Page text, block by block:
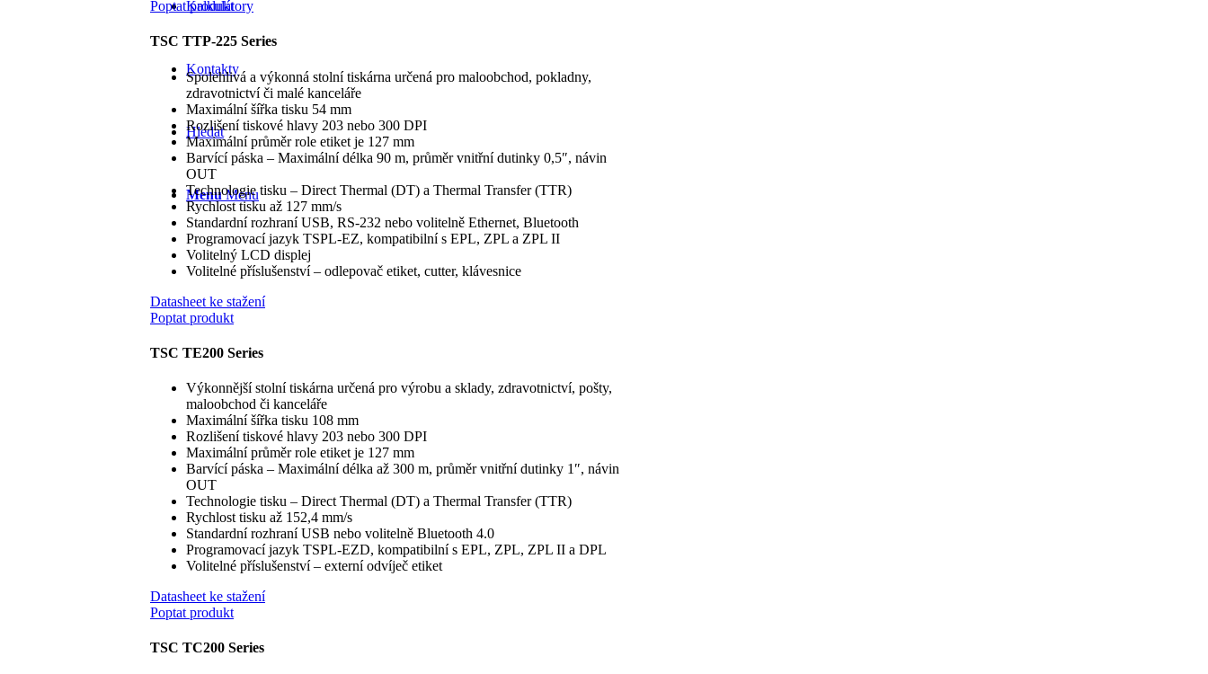
Kalkulátory
Kontakty
Hledat
Menu Menu
Poptat produkt
TSC TTP-225 Series
Spolehlivá a výkonná stolní tiskárna určená pro maloobchod, pokladny,
zdravotnictví či malé kanceláře
Maximální šířka tisku 54 mm
Rozlišení tiskové hlavy 203 nebo 300 DPI
Maximální průměr role etiket je 127 mm
Barvící páska – Maximální délka 90 m, průměr vnitřní dutinky 0,5″, návin
OUT
Technologie tisku – Direct Thermal (DT) a Thermal Transfer (TTR)
Rychlost tisku až 127 mm/s
Standardní rozhraní USB, RS-232 nebo volitelně Ethernet, Bluetooth
Programovací jazyk TSPL-EZ, kompatibilní s EPL, ZPL a ZPL II
Volitelný LCD displej
Volitelné příslušenství – odlepovač etiket, cutter, klávesnice
Datasheet ke stažení
Poptat produkt
TSC TE200 Series
Výkonnější stolní tiskárna určená pro výrobu a sklady, zdravotnictví, pošty,
maloobchod či kanceláře
Maximální šířka tisku 108 mm
Rozlišení tiskové hlavy 203 nebo 300 DPI
Maximální průměr role etiket je 127 mm
Barvící páska – Maximální délka až 300 m, průměr vnitřní dutinky 1″, návin
OUT
Technologie tisku – Direct Thermal (DT) a Thermal Transfer (TTR)
Rychlost tisku až 152,4 mm/s
Standardní rozhraní USB nebo volitelně Bluetooth 4.0
Programovací jazyk TSPL-EZD, kompatibilní s EPL, ZPL, ZPL II a DPL
Volitelné příslušenství – externí odvíječ etiket
Datasheet ke stažení
Poptat produkt
TSC TC200 Series